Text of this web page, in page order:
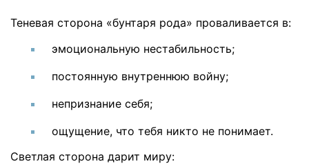
Теневая сторона «бунтаря рода» проваливается в:
эмоциональную нестабильность;
постоянную внутреннюю войну;
непризнание себя;
ощущение, что тебя никто не понимает.
Светлая сторона дарит миру: